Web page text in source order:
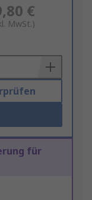
€
MwSt.)
für